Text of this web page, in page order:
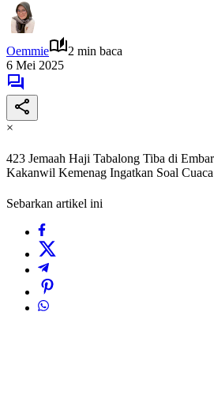
Oemmie
2 min baca
6 Mei 2025
×
423 Jemaah Haji Tabalong Tiba di
Kakanwil Kemenag Ingatkan Soal
Sebarkan artikel ini